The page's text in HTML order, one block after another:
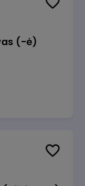
(-ė)